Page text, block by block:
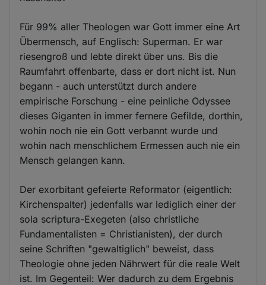
Für 99% aller Theologen war Gott immer eine Art
Übermensch, auf Englisch: Superman. Er war
riesengroß und lebte direkt über uns. Bis die
Raumfahrt offenbarte, dass er dort nicht ist. Nun
begann - auch unterstützt durch andere
empirische Forschung - eine peinliche Odyssee
dieses Giganten in immer fernere Gefilde, dorthin,
wohin noch nie ein Gott verbannt wurde und
wohin nach menschlichem Ermessen auch nie ein
Mensch gelangen kann.
Der exorbitant gefeierte Reformator (eigentlich:
Kirchenspalter) jedenfalls war lediglich einer der
sola scriptura-Exegeten (also christliche
Fundamentalisten = Christianisten), der durch
seine Schriften "gewaltiglich" beweist, dass
Theologie ohne jeden Nährwert für die reale Welt
ist. Im Gegenteil: Wer dadurch zu dem Ergebnis